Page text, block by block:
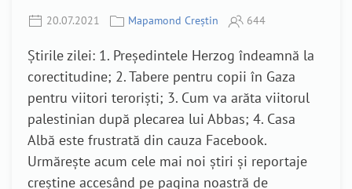
20.07.2021 Mapamond Creștin 644
Știrile zilei: 1. Președintele Herzog îndeamnă la
corectitudine; 2. Tabere pentru copii în Gaza
pentru viitori teroriști; 3. Cum va arăta viitorul
palestinian după plecarea lui Abbas; 4. Casa
Albă este frustrată din cauza Facebook.
Urmărește acum cele mai noi știri și reportaje
creștine accesând pe pagina noastră de